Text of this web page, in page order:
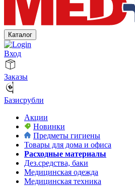
Каталог
Вход
Заказы
Базисрубли
Акции
Новинки
Предметы гигиены
Товары для дома и офиса
Расходные материалы
Дез.средства, баки
Медицинская одежда
Медицинская техника